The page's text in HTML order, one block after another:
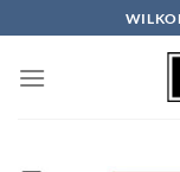
Inhalt
springen